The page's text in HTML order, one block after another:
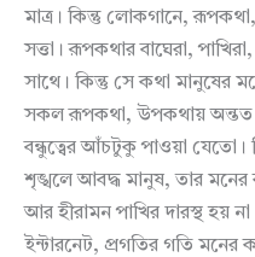
মাত্র। কিন্তু লোকগানে, রূপকথা,
সত্তা। রূপকথার বাঘেরা,
সাথে। কিন্তু সে কথা মানুষের
সকল রূপকথা, উপকথায় অন্তত
বন্ধুত্বের আঁচটুকু পাওয়া যেতো।
শৃঙ্খলে আবদ্ধ মানুষ, তার মনের
আর হীরামন পাখির দারস্থ
ইন্টারনেট, প্রগতির গতি মনের